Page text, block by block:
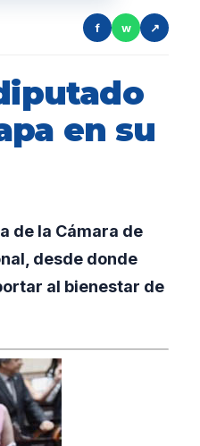
f w ↗
en su
de la Cámara de
desde donde
al bienestar de